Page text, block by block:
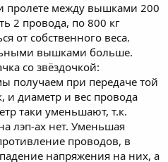
пролете между вышками 200
2 провода, по 800 кг
от собственного веса.
вышками больше.
со звёздочкой:
получаем при передаче той
диаметр и вес провода
таки уменьшают, т.к.
лэп-ах нет. Уменьшая
проводов, в
напряжения на них, а